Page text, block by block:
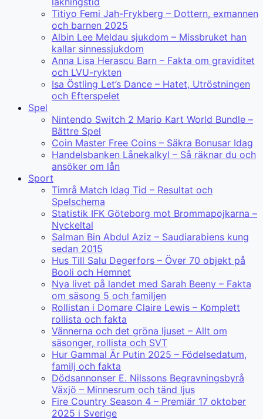
Titiyo Femi Jah-Frykberg – Dottern, exmannen
och barnen 2025
Albin Lee Meldau sjukdom – Missbruket han
kallar sinnessjukdom
Anna Lisa Herascu Barn – Fakta om graviditet
och LVU-rykten
Isa Östling Let’s Dance – Hatet, Utröstningen
och Efterspelet
Spel
Nintendo Switch 2 Mario Kart World Bundle –
Bättre Spel
Coin Master Free Coins – Säkra Bonusar Idag
Handelsbanken Lånekalkyl – Så räknar du och
ansöker om lån
Sport
Timrå Match Idag Tid – Resultat och
Spelschema
Statistik IFK Göteborg mot Brommapojkarna –
Nyckeltal
Salman Bin Abdul Aziz – Saudiarabiens kung
sedan 2015
Hus Till Salu Degerfors – Över 70 objekt på
Booli och Hemnet
Nya livet på landet med Sarah Beeny – Fakta
om säsong 5 och familjen
Rollistan i Domare Claire Lewis – Komplett
rollista och fakta
Vännerna och det gröna ljuset – Allt om
säsonger, rollista och SVT
Hur Gammal Är Putin 2025 – Födelsedatum,
familj och fakta
Dödsannonser E. Nilssons Begravningsbyrå
Växjö – Minnesrum och tänd ljus
Fire Country Season 4 – Premiär 17 oktober
2025 i Sverige